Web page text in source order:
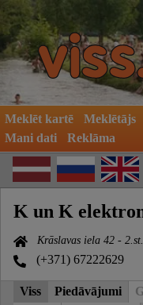
Meklēt kartē Meklētājs
Mani dati
Reklāma
K un K
Krāslavas iela 42 -
(+371) 67222629
Viss Piedāvājumi